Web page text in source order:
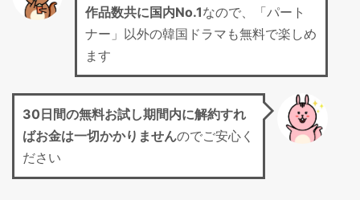
作品数共に国内No.1なので、「パート
ナー」以外の韓国ドラマも無料で楽しめ
ます
30日間の無料お試し期間内に解約すれ
ばお金は一切かかりませんのでご安心く
ださい